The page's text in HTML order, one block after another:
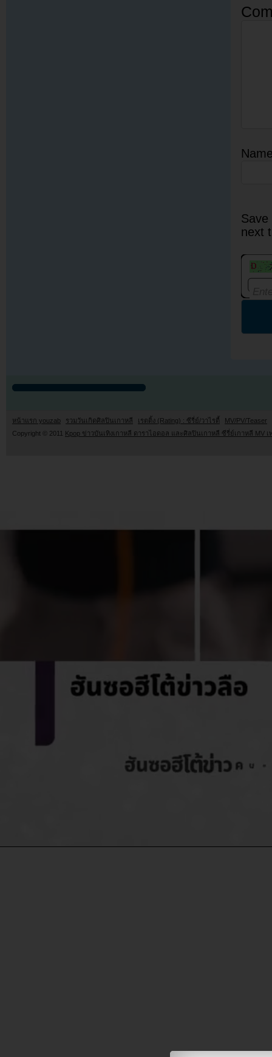
next
หน้าแรก youzab รวมวันเกิดศิลปินเกาหลี เรตติ้ง (Rating) : ซีรี่ย์/วาไรตี้
MV/PV/Teaser
Copyright © 2011 Kpop ข่าวบันเทิงเกาหลี ดาราไอดอล และศิลปินเกาหลี ซีรี่ย์เกาหลี MV